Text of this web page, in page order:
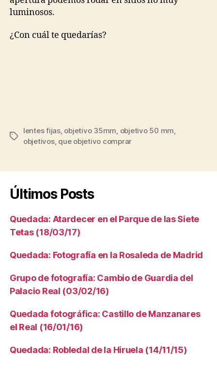
luminosos.
¿Con cuál te quedarías?
Etiquetas
lentes fijas, objetivo 35mm, objetivo 50 mm,
objetivos, que objetivo comprar
Últimos Posts
Quedada: Atardecer en el Parque de las Siete
Tetas (18/03/17)
Quedada: Fotografía en la Rosaleda de Madrid
Grupo de fotografía: Cambio de Guardia del
Palacio Real (03/02/16)
Quedada fotográfica: Castillo de Manzanares
el Real (16/01/16)
Quedada: Robledal de la Hiruela (14/11/15)